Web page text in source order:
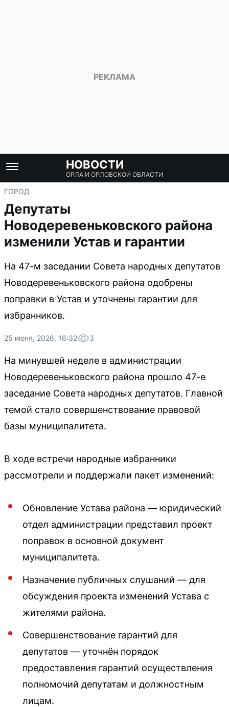
НОВОСТИ
ОРЛА И ОРЛОВСКОЙ ОБЛАСТИ
ГОРОД
Депутаты
Новодеревеньковского района
изменили Устав и гарантии
На 47-м заседании Совета народных депутатов
Новодеревеньковского района одобрены
поправки в Устав и уточнены гарантии для
избранников.
25 июня, 2026, 16:32 3
На минувшей неделе в администрации
Новодеревеньковского района прошло 47-е
заседание Совета народных депутатов. Главной
темой стало совершенствование правовой
базы муниципалитета.
В ходе встречи народные избранники
рассмотрели и поддержали пакет изменений:
Обновление Устава района — юридический
отдел администрации представил проект
поправок в основной документ
муниципалитета.
Назначение публичных слушаний — для
обсуждения проекта изменений Устава с
жителями района.
Совершенствование гарантий для
депутатов — уточнён порядок
предоставления гарантий осуществления
полномочий депутатам и должностным
лицам.